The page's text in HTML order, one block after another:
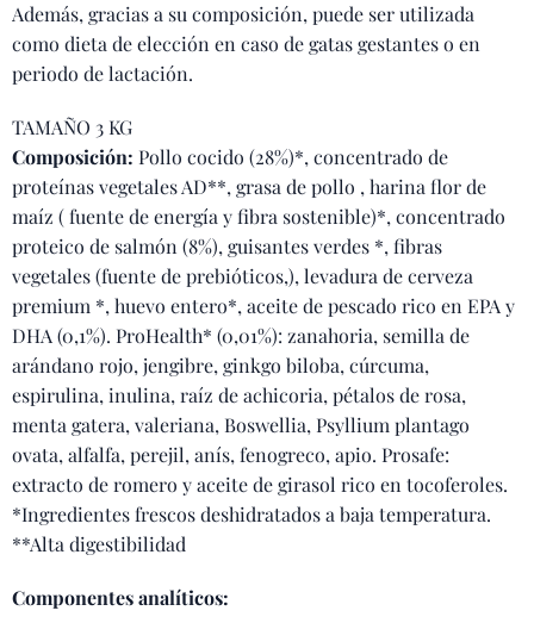
Además, gracias a su composición, puede ser utilizada
como dieta de elección en caso de gatas gestantes o en
periodo de lactación.
TAMAÑO 3 KG
Composición: Pollo cocido (28%)*, concentrado de
proteínas vegetales AD**, grasa de pollo , harina flor de
maíz ( fuente de energía y fibra sostenible)*, concentrado
proteico de salmón (8%), guisantes verdes *, fibras
vegetales (fuente de prebióticos,), levadura de cerveza
premium *, huevo entero*, aceite de pescado rico en EPA y
DHA (0,1%). ProHealth* (0,01%): zanahoria, semilla de
arándano rojo, jengibre, ginkgo biloba, cúrcuma,
espirulina, inulina, raíz de achicoria, pétalos de rosa,
menta gatera, valeriana, Boswellia, Psyllium plantago
ovata, alfalfa, perejil, anís, fenogreco, apio. Prosafe:
extracto de romero y aceite de girasol rico en tocoferoles.
*Ingredientes frescos deshidratados a baja temperatura.
**Alta digestibilidad
Componentes analíticos: